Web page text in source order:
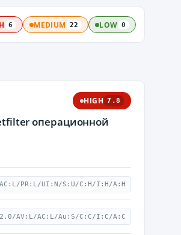
6 MEDIUM 22 LOW 0
HIGH 7.8
операционной
PR:L/UI:N/S:U/C:H/I:H/A:H
AV:L/AC:L/Au:S/C:C/I:C/A:C